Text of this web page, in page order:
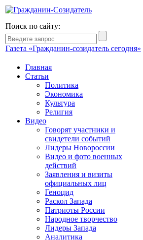
Поиск по сайту:
Газета «Гражданин-созидатель сегодня»
Главная
Статьи
Политика
Экономика
Культура
Религия
Видео
Говорят участники и
свидетели событий
Лидеры Новороссии
Видео и фото военных
действий
Заявления и визиты
официальных лиц
Геноцид
Раскол Запада
Патриоты России
Народное творчество
Лидеры Запада
Аналитика